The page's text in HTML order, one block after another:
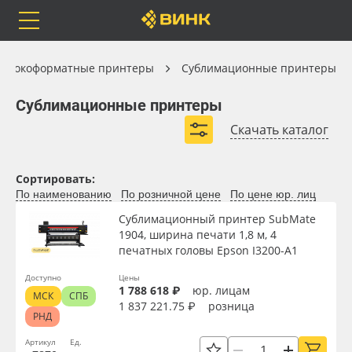
Orafol
Бренды
Доставка
Оплата
Рулонные материалы
Самоклеящиеся плёнки
Листовые материалы
Чернила
принтеры Сублимационные принтеры
Сублимационные принтеры
Скачать каталог
Широкоформатные принтеры
Сублимационные принтеры
Ширина, мм
Сортировать:
По наименованию По розничной цене По цене юр. лиц
Артикул
Cублимационный принтер SubMate
1904, ширина печати 1,8 м, 4
печатных головы Epson I3200-A1
Ед.
Цены
1 788 618 ₽
юр. лицам
1 837 221.75 ₽
розница
Доступно
МСК
СПБ
РНД